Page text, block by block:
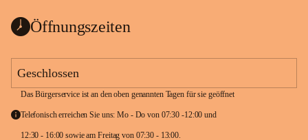
Öffnungszeiten
Geschlossen
Das Bürgerservice ist an den oben genannten Tagen für sie geöffnet
Telefonisch erreichen Sie uns: Mo - Do von 07:30 -12:00 und